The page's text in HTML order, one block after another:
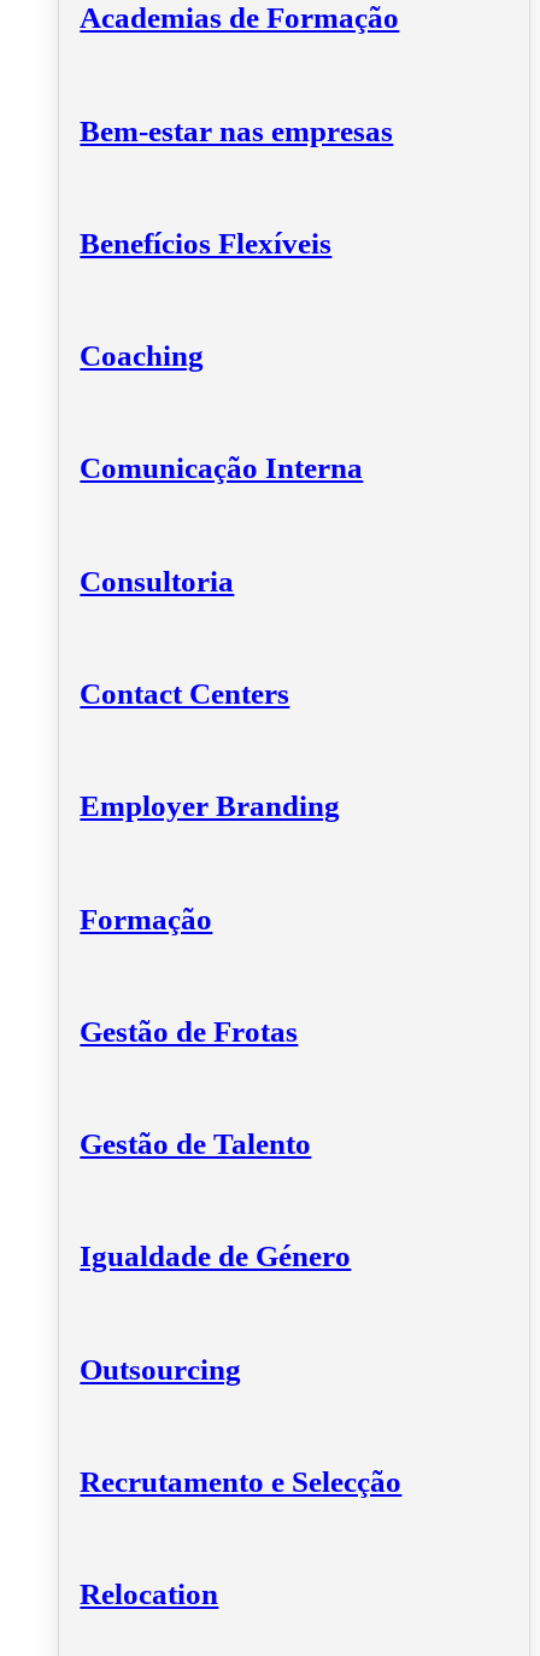
Academias de Formação
Bem-estar nas empresas
Benefícios Flexíveis
Coaching
Comunicação Interna
Consultoria
Contact Centers
Employer Branding
Formação
Gestão de Frotas
Gestão de Talento
Igualdade de Género
Outsourcing
Recrutamento e Selecção
Relocation